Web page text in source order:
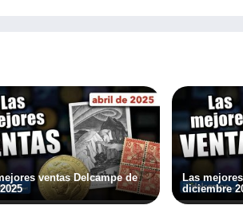
ventas Delcampe de
Las
diciembre